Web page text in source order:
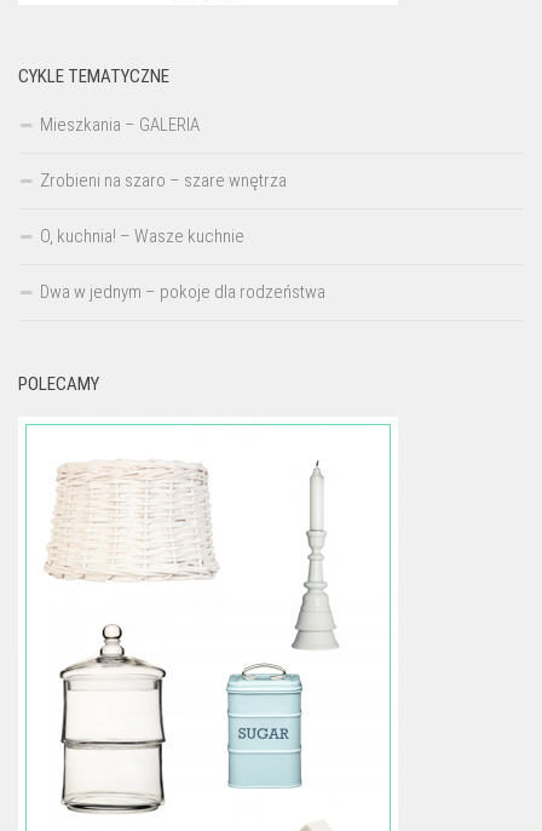
CYKLE TEMATYCZNE
Mieszkania – GALERIA
Zrobieni na szaro – szare wnętrza
O, kuchnia! – Wasze kuchnie
Dwa w jednym – pokoje dla rodzeństwa
POLECAMY